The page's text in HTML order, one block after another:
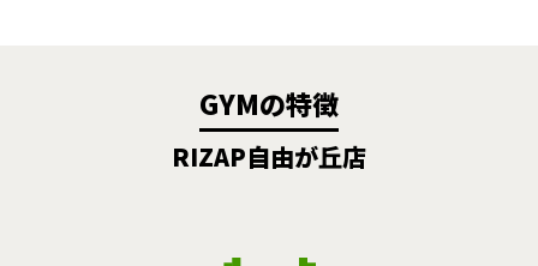
GYMの特徴
RIZAP自由が丘店